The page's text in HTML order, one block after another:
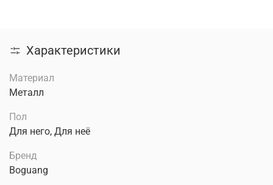
Характеристики
Материал
Металл
Пол
Для него, Для неё
Бренд
Boguang